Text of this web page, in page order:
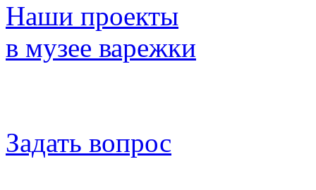
Наши проекты
в музее варежки
Задать вопрос